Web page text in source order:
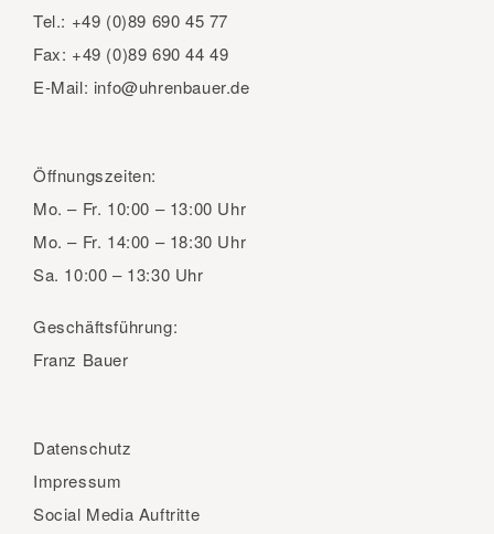
Tel.: +49 (0)89 690 45 77
Fax: +49 (0)89 690 44 49
E-Mail: info@uhrenbauer.de
Öffnungszeiten:
Mo. – Fr. 10:00 – 13:00 Uhr
Mo. – Fr. 14:00 – 18:30 Uhr
Sa. 10:00 – 13:30 Uhr
Geschäftsführung:
Franz Bauer
Datenschutz
Impressum
Social Media Auftritte